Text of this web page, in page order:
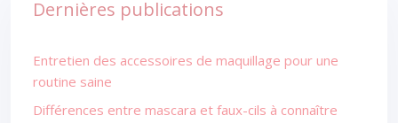
Dernières publications
Entretien des accessoires de maquillage pour une
routine saine
Différences entre mascara et faux-cils à connaître